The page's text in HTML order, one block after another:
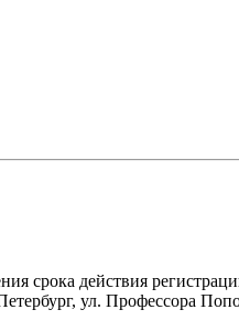
срока действия
ул. Профессора